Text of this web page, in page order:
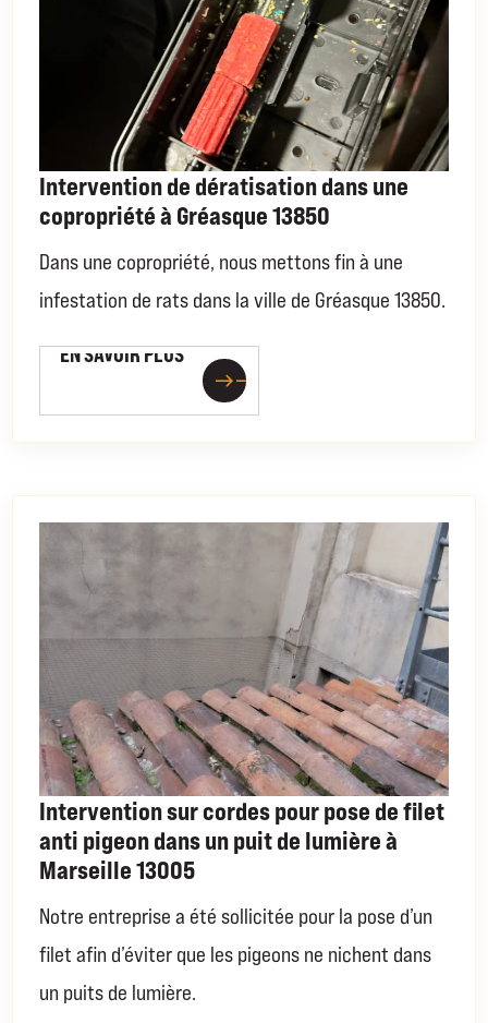
Intervention de dératisation dans une
copropriété à Gréasque 13850
Dans une copropriété, nous mettons fin à une
infestation de rats dans la ville de Gréasque 13850.
EN SAVOIR PLUS
easteast
Intervention sur cordes pour pose de filet
anti pigeon dans un puit de lumière à
Marseille 13005
Notre entreprise a été sollicitée pour la pose d’un
filet afin d’éviter que les pigeons ne nichent dans
un puits de lumière.